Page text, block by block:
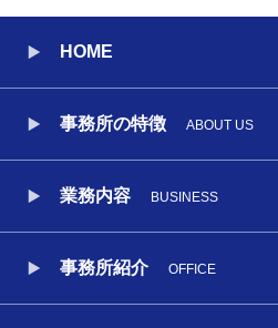
HOME
事務所の特徴 ABOUT US
業務内容 BUSINESS
事務所紹介 OFFICE